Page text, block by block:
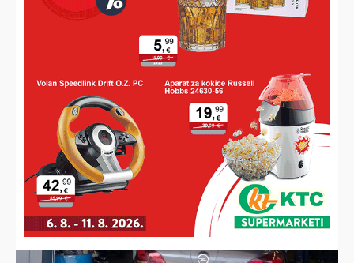
NOVO OMILJENO OKUPLJALIŠTE
Ispod dravskog mosta kupa ih se i roštilja preko 100, a za
sve one koji ljetuju na Jadranu imaju samo jednu kratku
poruku!